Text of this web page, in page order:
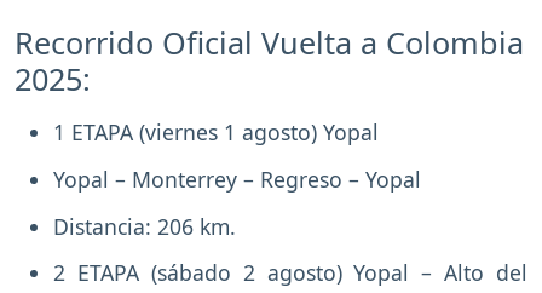
Recorrido Oficial Vuelta a Colombia
2025:
1 ETAPA (viernes 1 agosto) Yopal
Yopal – Monterrey – Regreso – Yopal
Distancia: 206 km.
2 ETAPA (sábado 2 agosto) Yopal – Alto del